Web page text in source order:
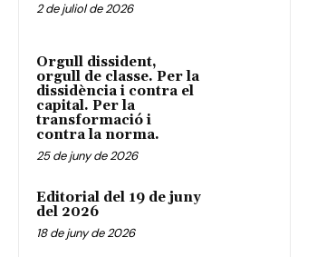
2 de juliol de 2026
Orgull dissident,
orgull de classe. Per la
dissidència i contra el
capital. Per la
transformació i
contra la norma.
25 de juny de 2026
Editorial del 19 de juny
del 2026
18 de juny de 2026